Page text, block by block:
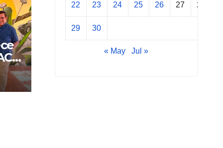
22 23 24 25 26 27 28
29 30
« May Jul »